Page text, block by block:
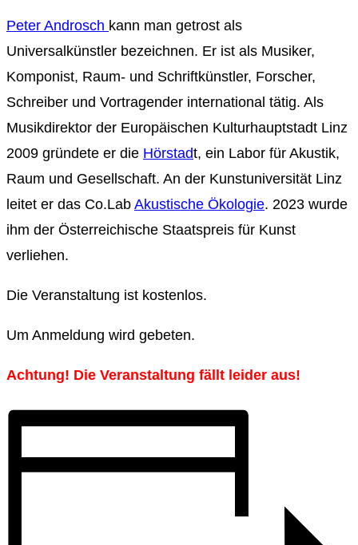
Peter Androsch kann man getrost als
Universalkünstler bezeichnen. Er ist als Musiker,
Komponist, Raum- und Schriftkünstler, Forscher,
Schreiber und Vortragender international tätig. Als
Musikdirektor der Europäischen Kulturhauptstadt Linz
2009 gründete er die Hörstadt, ein Labor für Akustik,
Raum und Gesellschaft. An der Kunstuniversität Linz
leitet er das Co.Lab Akustische Ökologie. 2023 wurde
ihm der Österreichische Staatspreis für Kunst
verliehen.
Die Veranstaltung ist kostenlos.
Um Anmeldung wird gebeten.
Achtung! Die Veranstaltung fällt leider aus!